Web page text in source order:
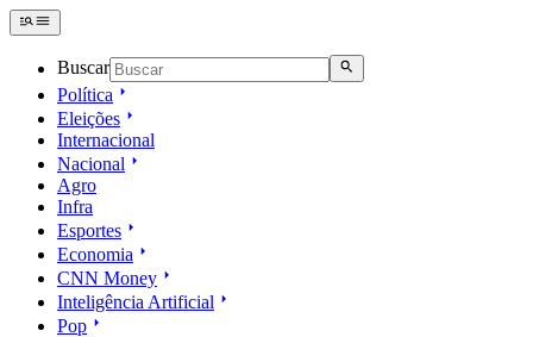
Buscar
Política
Eleições
Internacional
Nacional
Agro
Infra
Esportes
Economia
CNN Money
Inteligência Artificial
Pop